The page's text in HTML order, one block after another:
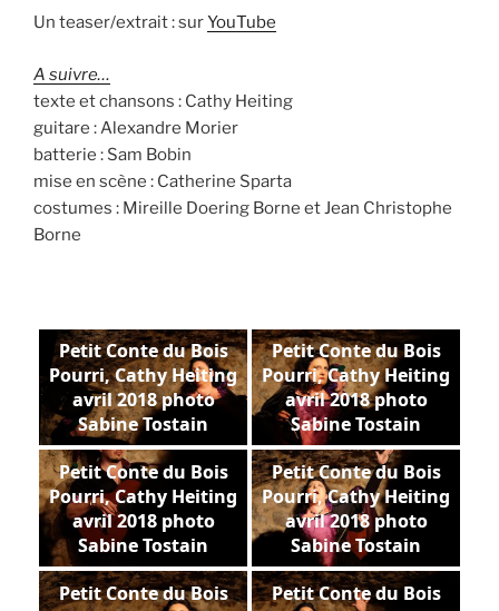
Un teaser/extrait : surYouTube
A suivre…
texte et chansons : Cathy Heiting
guitare : Alexandre Morier
batterie : Sam Bobin
mise en scène : Catherine Sparta
costumes : Mireille Doering Borne et Jean Christophe
Borne
Petit Conte du Bois
Pourri, Cathy Heiting
avril 2018 photo
Sabine Tostain
Petit Conte du Bois
Pourri, Cathy Heiting
avril 2018 photo
Sabine Tostain
Petit Conte du Bois
Pourri, Cathy Heiting
avril 2018 photo
Sabine Tostain
Petit Conte du Bois
Pourri, Cathy Heiting
avril 2018 photo
Sabine Tostain
Petit Conte du Bois
Petit Conte du Bois